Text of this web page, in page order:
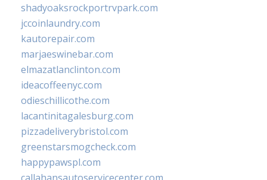
shadyoaksrockportrvpark.com
jccoinlaundry.com
kautorepair.com
marjaeswinebar.com
elmazatlanclinton.com
ideacoffeenyc.com
odieschillicothe.com
lacantinitagalesburg.com
pizzadeliverybristol.com
greenstarsmogcheck.com
happypawspl.com